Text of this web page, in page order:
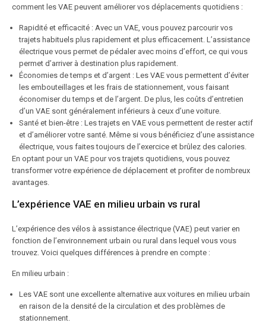
comment les VAE peuvent améliorer vos déplacements quotidiens :
Rapidité et efficacité : Avec un VAE, vous pouvez parcourir vos
trajets habituels plus rapidement et plus efficacement. L’assistance
électrique vous permet de pédaler avec moins d’effort, ce qui vous
permet d’arriver à destination plus rapidement.
Économies de temps et d’argent : Les VAE vous permettent d’éviter
les embouteillages et les frais de stationnement, vous faisant
économiser du temps et de l’argent. De plus, les coûts d’entretien
d’un VAE sont généralement inférieurs à ceux d’une voiture.
Santé et bien-être : Les trajets en VAE vous permettent de rester actif
et d’améliorer votre santé. Même si vous bénéficiez d’une assistance
électrique, vous faites toujours de l’exercice et brûlez des calories.
En optant pour un VAE pour vos trajets quotidiens, vous pouvez
transformer votre expérience de déplacement et profiter de nombreux
avantages.
L’expérience VAE en milieu urbain vs rural
L’expérience des vélos à assistance électrique (VAE) peut varier en
fonction de l’environnement urbain ou rural dans lequel vous vous
trouvez. Voici quelques différences à prendre en compte :
En milieu urbain :
Les VAE sont une excellente alternative aux voitures en milieu urbain
en raison de la densité de la circulation et des problèmes de
stationnement.